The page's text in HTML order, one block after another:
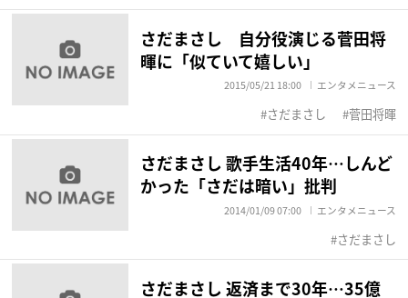
さだまさし 自分役演じる菅田将
暉に「似ていて嬉しい」
2015/05/21 18:00 エンタメニュース
さだまさし 菅田将暉
さだまさし 歌手生活40年…しんど
かった「さだは暗い」批判
2014/01/09 07:00 エンタメニュース
さだまさし
さだまさし 返済まで30年…35億